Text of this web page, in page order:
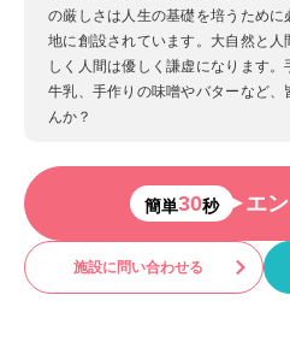
の厳しさは人生の基礎を培うため
地に創設されています。大自然と
しく人間は優しく謙虚になります
牛乳、手作りの味噌やバターなど
んか？
簡単30秒 エ
施設に問い合わせる